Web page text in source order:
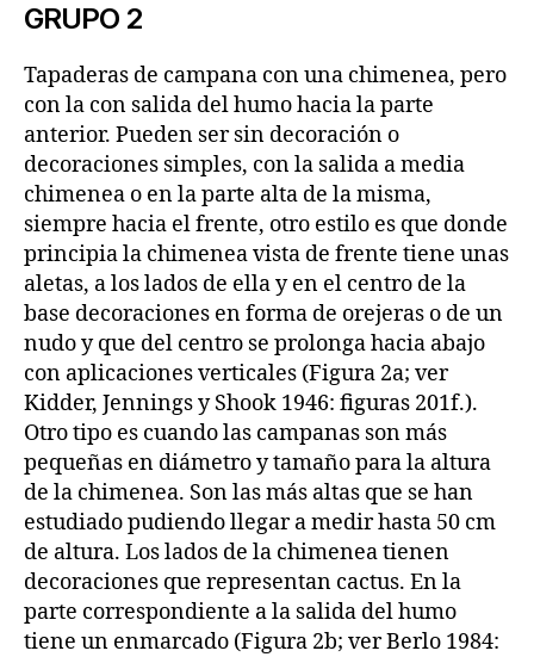
GRUPO 2
Tapaderas de campana con una chimenea, pero
con la con salida del humo hacia la parte
anterior. Pueden ser sin decoración o
decoraciones simples, con la salida a media
chimenea o en la parte alta de la misma,
siempre hacia el frente, otro estilo es que donde
principia la chimenea vista de frente tiene unas
aletas, a los lados de ella y en el centro de la
base decoraciones en forma de orejeras o de un
nudo y que del centro se prolonga hacia abajo
con aplicaciones verticales (Figura 2a; ver
Kidder, Jennings y Shook 1946: figuras 201f.).
Otro tipo es cuando las campanas son más
pequeñas en diámetro y tamaño para la altura
de la chimenea. Son las más altas que se han
estudiado pudiendo llegar a medir hasta 50 cm
de altura. Los lados de la chimenea tienen
decoraciones que representan cactus. En la
parte correspondiente a la salida del humo
tiene un enmarcado (Figura 2b; ver Berlo 1984: